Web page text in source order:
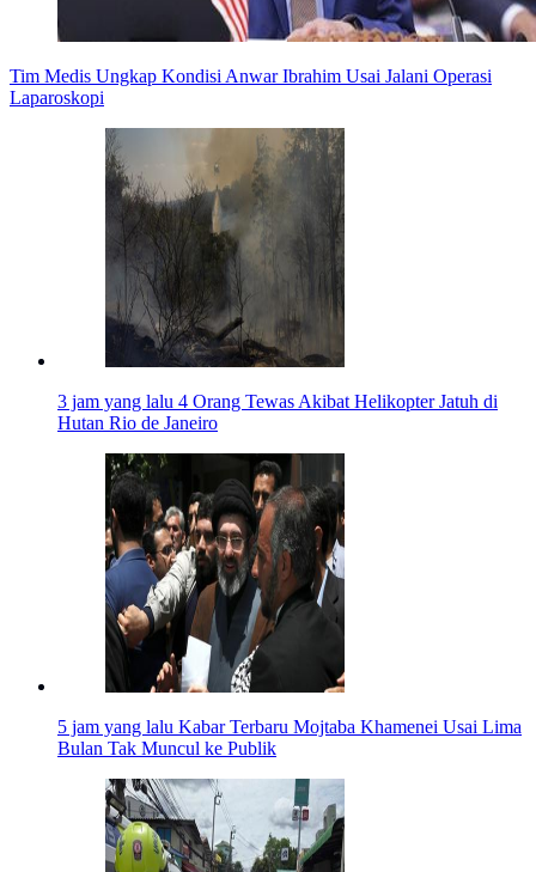
Tim Medis Ungkap Kondisi Anwar Ibrahim Usai Jalani Operasi
Laparoskopi
3 jam yang lalu 4 Orang Tewas Akibat Helikopter Jatuh di
Hutan Rio de Janeiro
5 jam yang lalu Kabar Terbaru Mojtaba Khamenei Usai Lima
Bulan Tak Muncul ke Publik